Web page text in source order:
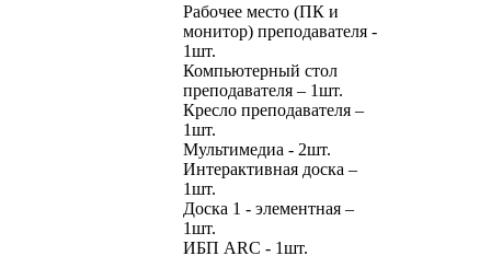
Рабочее место (ПК и
монитор) преподавателя -
1шт.
Компьютерный стол
преподавателя – 1шт.
Кресло преподавателя –
1шт.
Мультимедиа - 2шт.
Интерактивная доска –
1шт.
Доска 1 - элементная –
1шт.
ИБП ARC - 1шт.